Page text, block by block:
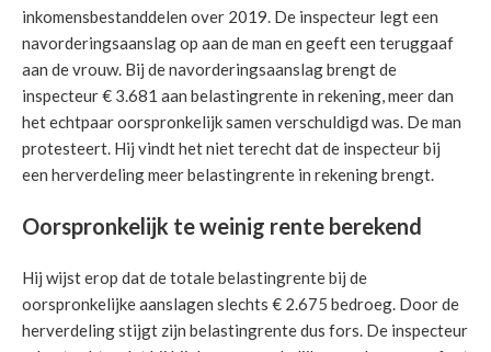
inkomensbestanddelen over 2019. De inspecteur legt een
navorderingsaanslag op aan de man en geeft een teruggaaf
aan de vrouw. Bij de navorderingsaanslag brengt de
inspecteur € 3.681 aan belastingrente in rekening, meer dan
het echtpaar oorspronkelijk samen verschuldigd was. De man
protesteert. Hij vindt het niet terecht dat de inspecteur bij
een herverdeling meer belastingrente in rekening brengt.
Oorspronkelijk te weinig rente berekend
Hij wijst erop dat de totale belastingrente bij de
oorspronkelijke aanslagen slechts € 2.675 bedroeg. Door de
herverdeling stijgt zijn belastingrente dus fors. De inspecteur